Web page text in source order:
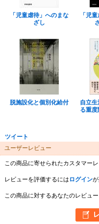
「児童虐待」へのまな
ざし
「児
脱施設化と個別化給付
自立生
る重
ツイート
ユーザーレビュー
この商品に寄せられたカスタマー
レビューを評価するには ログインが
この商品に対するあなたのレビュ